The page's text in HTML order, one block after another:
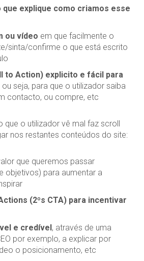
que explique como criamos esse
ou vídeo em que facilmente o
sinta/confirme o que está escrito
to Action) explicito e fácil para
ou seja, para que o utilizador saiba
contacto, ou compre, etc
que o utilizador vê mal faz scroll
nos restantes conteúdos do site:
que queremos passar
objetivos) para aumentar a
(2ºs CTA) para incentivar
e credível, através de uma
por exemplo, a explicar por
o posicionamento, etc